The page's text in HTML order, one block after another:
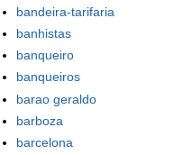
bandeira-tarifaria
banhistas
banqueiro
banqueiros
barao geraldo
barboza
barcelona